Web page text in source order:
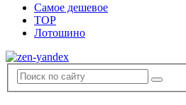
Самое дешевое
TOP
Лотошино